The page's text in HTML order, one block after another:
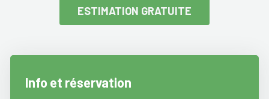
ESTIMATION GRATUITE
Info et réservation